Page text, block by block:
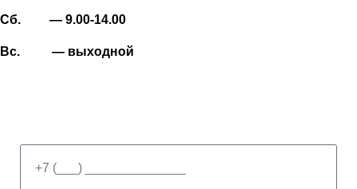
Сб. — 9.00-14.00
Вс. — выходной